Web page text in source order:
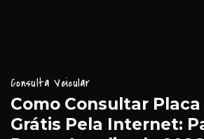
Consulta Veicular
Como Consultar
Grátis Pela Internet: